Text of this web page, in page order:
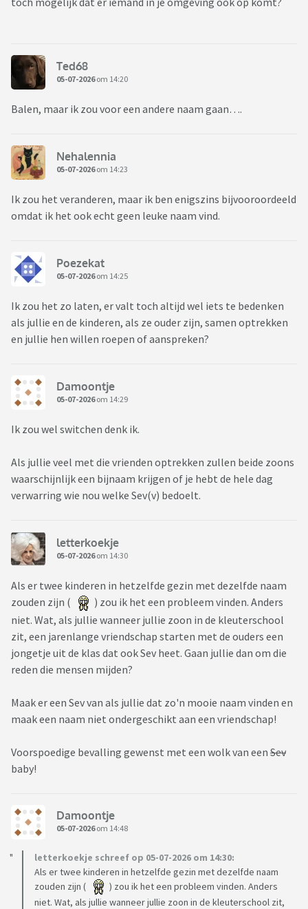
Ted68
05-07-2026om 14:20
Balen, maar ik zou voor een andere naam gaan….
Nehalennia
05-07-2026om 14:23
Ik zou het veranderen, maar ik ben enigszins bijvooroordeeld
omdat ik het ook echt geen leuke naam vind.
Poezekat
05-07-2026om 14:25
Ik zou het zo laten, er valt toch altijd wel iets te bedenken
als jullie en de kinderen, als ze ouder zijn, samen optrekken
en jullie hen willen roepen of aanspreken?
Damoontje
05-07-2026om 14:29
Ik zou wel switchen denk ik.
Als jullie veel met die vrienden optrekken zullen beide zoons
waarschijnlijk een bijnaam krijgen of je hebt de hele dag
verwarring wie nou welke Sev(v) bedoelt.
letterkoekje
05-07-2026om 14:30
Als er twee kinderen in hetzelfde gezin met dezelfde naam
zouden zijn (
) zou ik het een probleem vinden. Anders
niet. Wat, als jullie wanneer jullie zoon in de kleuterschool
zit, een jarenlange vriendschap starten met de ouders een
jongetje uit de klas dat ook Sev heet. Gaan jullie dan om die
reden die mensen mijden?
Maak er een Sev van als jullie dat zo'n mooie naam vinden en
maak een naam niet ondergeschikt aan een vriendschap!
Voorspoedige bevalling gewenst met een wolk van een Sev
baby!
Damoontje
05-07-2026om 14:48
letterkoekje schreef op 05-07-2026 om 14:30:
Als er twee kinderen in hetzelfde gezin met dezelfde naam
zouden zijn (
) zou ik het een probleem vinden. Anders
niet. Wat, als jullie wanneer jullie zoon in de kleuterschool zit,